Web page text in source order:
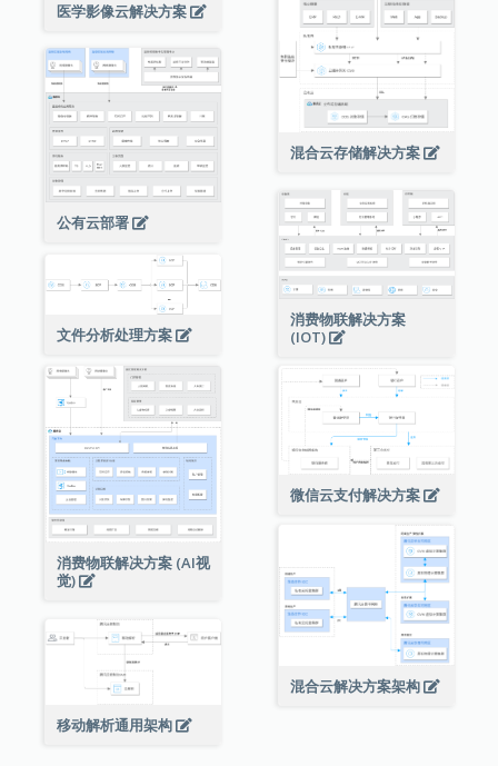
医学影像云解决方案
混合云存储解决方案
公有云部署
消费物联解决方案
(IOT)
文件分析处理方案
消费物联解决方案 (AI视
觉)
微信云支付解决方案
混合云解决方案架构
移动解析通用架构